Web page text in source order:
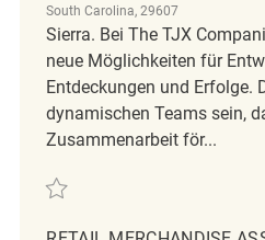
South Carolina, 29607
Sierra. Bei The TJX
neue Möglichkeiten für
Entdeckungen und Erfolge.
dynamischen Teams sein,
Zusammenarbeit för...
Retten NOW HIRING!! Retail